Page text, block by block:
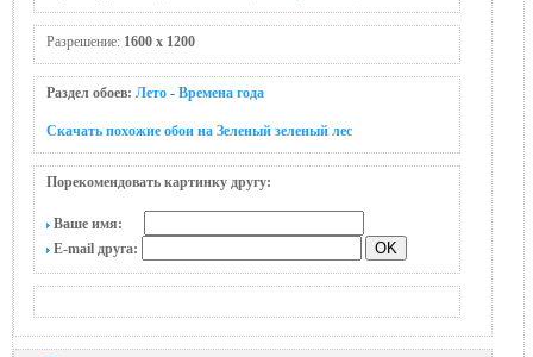
Разрешение: 1600 x 1200
Раздел обоев: Лето - Времена года
Скачать похожие обои на Зеленый зеленый лес
Порекомендовать картинку другу:
Ваше имя:
E-mail друга: